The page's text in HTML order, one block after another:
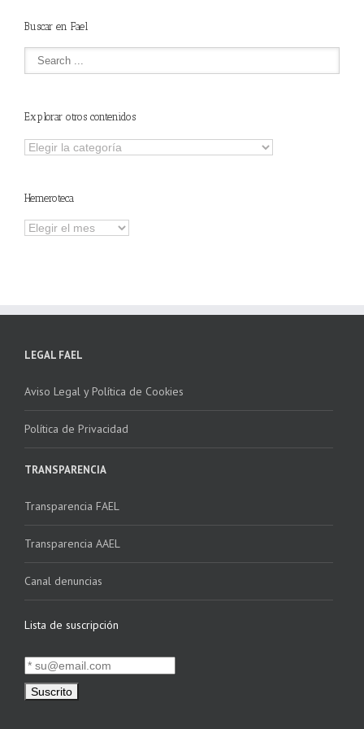
Buscar en Fael
Explorar otros contenidos
Explorar
Hemeroteca
Hemeroteca
LEGAL FAEL
Aviso Legal y Política de Cookies
Política de Privacidad
TRANSPARENCIA
Transparencia FAEL
Transparencia AAEL
Canal denuncias
Lista de suscripción